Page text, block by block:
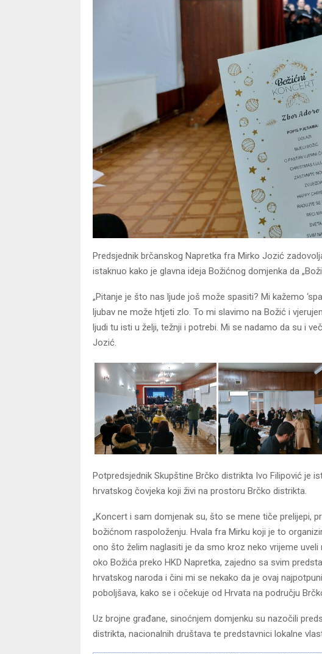
Predsjednik brčanskog Napretka fra Mirko Jozić
istaknuo kako je glavna ideja Božićnog domjenka da
„Pitanje je što nas ljude još može spasiti? Mi kažemo
ljubav ne može htjeti zlo. To mi slavimo na Božić i
ljudi tu isti u želji, težnji i potrebi. Mi se nadamo da su i
Jozić.
Potpredsjednik Skupštine Brčko distrikta Ivo Filipović je
hrvatskog čovjeka koji živi na prostoru Brčko distrikta.
„Koncert i sam domjenak su, što se mene tiče prelijepi,
božićnom raspoloženju. Hvala fra Mirku koji je to
ono što želim naglasiti je da smo kroz neko vrijeme
oko Božića preko HKD Napretka, zajedno sa svim
hrvatskog naroda i čini mi se nekako da je ovaj
poboljšava, kako se i očekuje od Hrvata na području
Uz brojne građane, sinoćnjem domjenku su nazočili
distrikta, nacionalnih društava te predstavnici lokalne